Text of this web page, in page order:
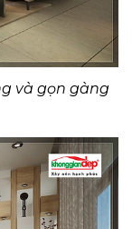
và gọn gàng